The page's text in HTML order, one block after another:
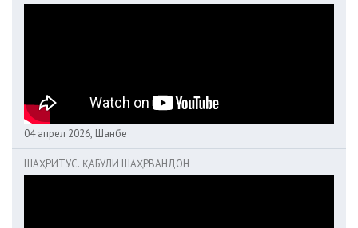
04 апрел 2026, Шанбе
ШАҲРИТУС. ҚАБУЛИ ШАҲРВАНДОН